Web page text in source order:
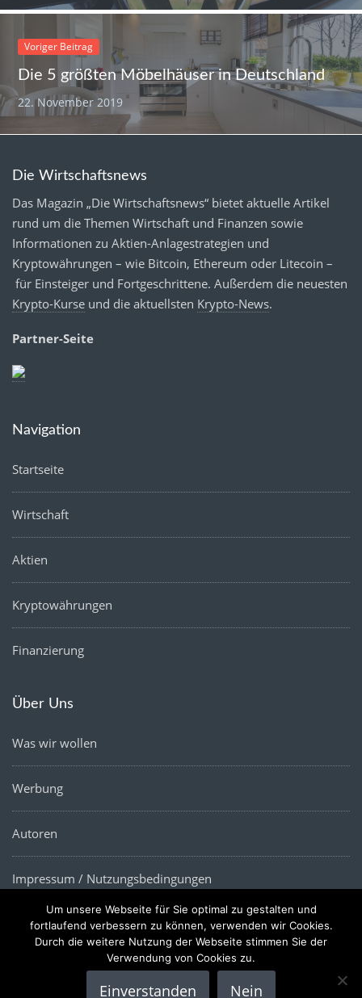
Voriger Beitrag
Die 5 größten Möbelhäuser in Deutschland
22. November 2019
Die Wirtschaftsnews
Das Magazin „Die Wirtschaftsnews“ bietet aktuelle Artikel
rund um die Themen Wirtschaft und Finanzen sowie
Informationen zu Aktien-Anlagestrategien und
Kryptowährungen – wie Bitcoin, Ethereum oder Litecoin –
für Einsteiger und Fortgeschrittene. Außerdem die neuesten
Krypto-Kurse und die aktuellsten Krypto-News.
Partner-Seite
Navigation
Startseite
Wirtschaft
Aktien
Kryptowährungen
Finanzierung
Über Uns
Was wir wollen
Werbung
Autoren
Impressum / Nutzungsbedingungen
Datenschutz
Um unsere Webseite für Sie optimal zu gestalten und
fortlaufend verbessern zu können, verwenden wir Cookies.
Durch die weitere Nutzung der Webseite stimmen Sie der
Verwendung von Cookies zu.
Einverstanden Nein